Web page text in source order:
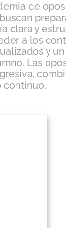
de
clara y
a los
y
Las
continuo.